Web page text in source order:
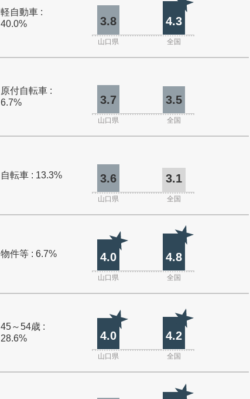
軽自動車 :
40.0%
3.8 4.3
山口県 全国
原付自転車 :
6.7%
3.7 3.5
山口県 全国
自転車 : 13.3% 3.6 3.1
山口県 全国
物件等 : 6.7% 4.0 4.8
山口県 全国
45～54歳 :
28.6%
4.0 4.2
山口県 全国